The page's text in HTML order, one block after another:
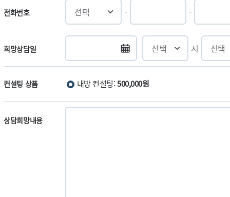
전화번호 - -
희망상담일 시
컨설팅 상품 내방 컨설팅:500,000원
상담희망내용